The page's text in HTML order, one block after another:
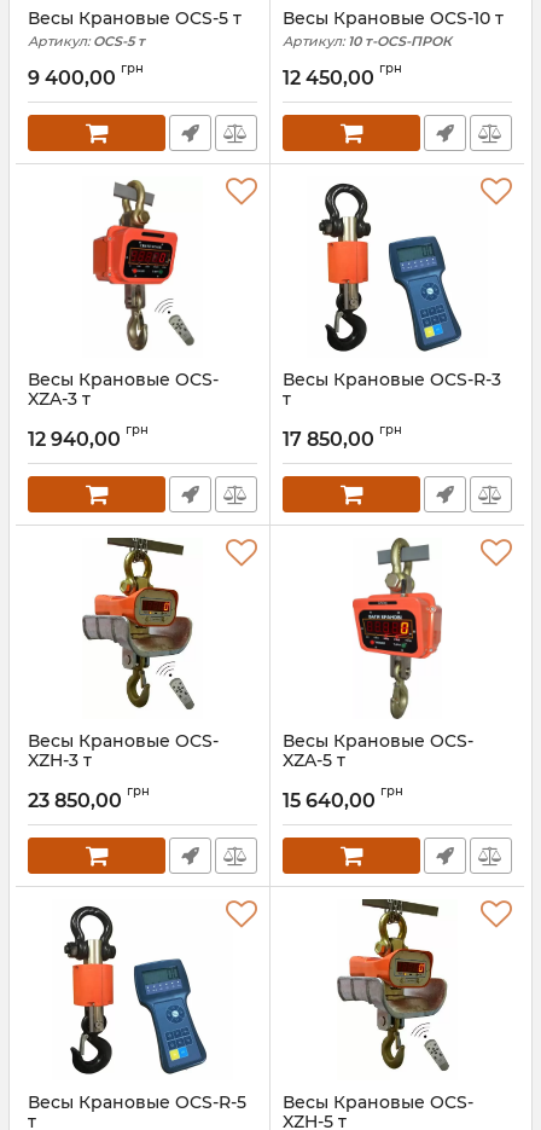
Весы Крановые OCS-5 т
Артикул: OCS-5 т
9 400,00 грн
Весы Крановые OCS-10 т
Артикул: 10 т-OCS-ПРОК
12 450,00 грн
Весы Крановые OCS-
XZA-3 т
12 940,00 грн
Весы Крановые OCS-R-3
т
17 850,00 грн
Весы Крановые OCS-
XZH-3 т
23 850,00 грн
Весы Крановые OCS-
XZA-5 т
15 640,00 грн
Весы Крановые OCS-R-5
т
Весы Крановые OCS-
XZH-5 т